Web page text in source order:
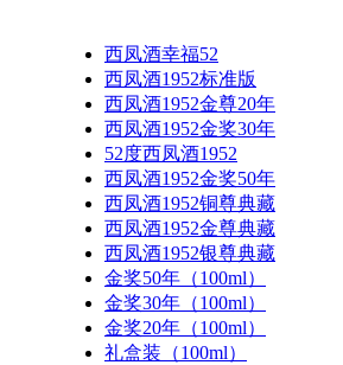
西凤酒幸福52
西凤酒1952标准版
西凤酒1952金尊20年
西凤酒1952金奖30年
52度西凤酒1952
西凤酒1952金奖50年
西凤酒1952铜尊典藏
西凤酒1952金尊典藏
西凤酒1952银尊典藏
金奖50年（100ml）
金奖30年（100ml）
金奖20年（100ml）
礼盒装（100ml）